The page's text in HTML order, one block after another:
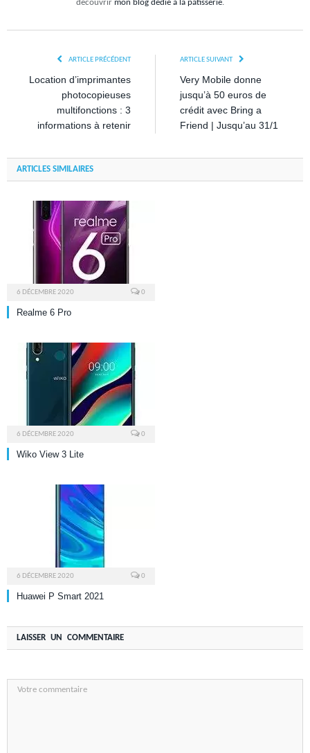
découvrir mon blog dédié à la pâtisserie.
ARTICLE PRÉCÉDENT
Location d’imprimantes
photocopieuses
multifonctions : 3
informations à retenir
ARTICLE SUIVANT
Very Mobile donne
jusqu’à 50 euros de
crédit avec Bring a
Friend | Jusqu’au 31/1
ARTICLES SIMILAIRES
6 DÉCEMBRE 2020 0
Realme 6 Pro
6 DÉCEMBRE 2020 0
Wiko View 3 Lite
6 DÉCEMBRE 2020 0
Huawei P Smart 2021
LAISSER UN COMMENTAIRE